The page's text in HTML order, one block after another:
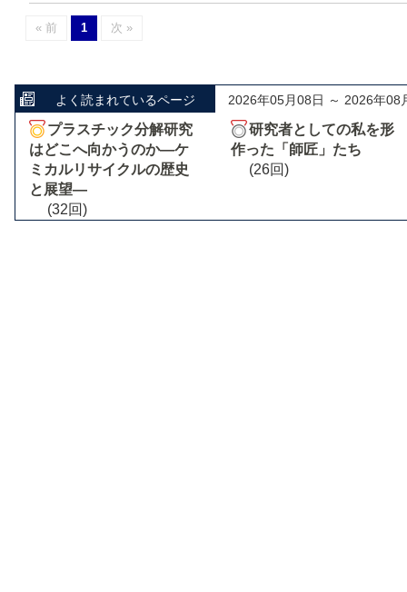
« 前 1 次 »
よく読まれているページ 2026年05月08日 ～ 2026年08
プラスチック分解研究
はどこへ向かうのか―ケ
ミカルリサイクルの歴史
と展望―
(32回)
研究者としての私を形
作った「師匠」たち
(26回)